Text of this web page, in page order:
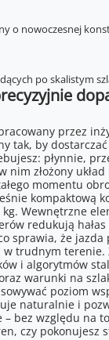
przez
tak, by
płynnie,
nim złożony
momentu
kompaktową
Wewnętrzne
redukują
sprawia, że jazda
trudnym terenie.
i algorytmów
warunki na
poziom
naturalnie i
bez względu na
czy pokonujesz